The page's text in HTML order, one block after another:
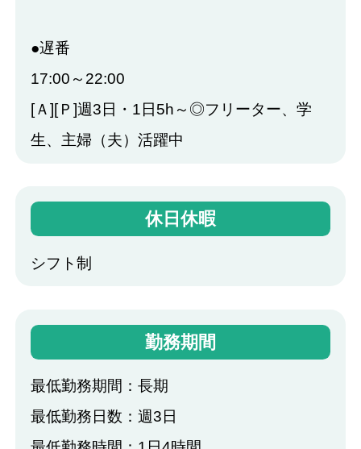
●遅番
17:00～22:00
[Ａ][Ｐ]週3日・1日5h～◎フリーター、学
生、主婦（夫）活躍中
休日休暇
シフト制
勤務期間
最低勤務期間：長期
最低勤務日数：週3日